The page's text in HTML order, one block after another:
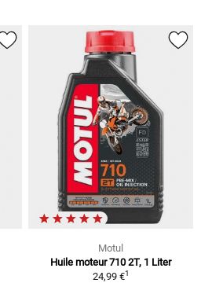
Motul
Huile moteur 710 2T, 1 Liter
24,99 €1